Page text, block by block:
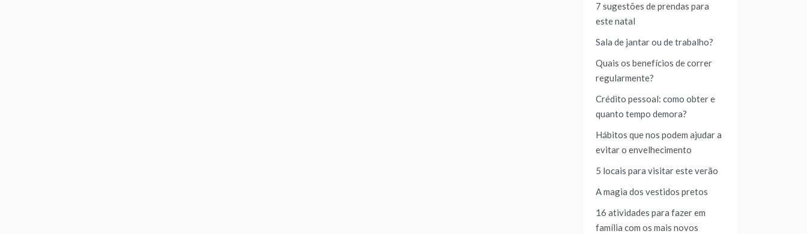
7 sugestões de prendas para
este natal
Sala de jantar ou de trabalho?
Quais os benefícios de correr
regularmente?
Crédito pessoal: como obter e
quanto tempo demora?
Hábitos que nos podem ajudar a
evitar o envelhecimento
5 locais para visitar este verão
A magia dos vestidos pretos
16 atividades para fazer em
família com os mais novos